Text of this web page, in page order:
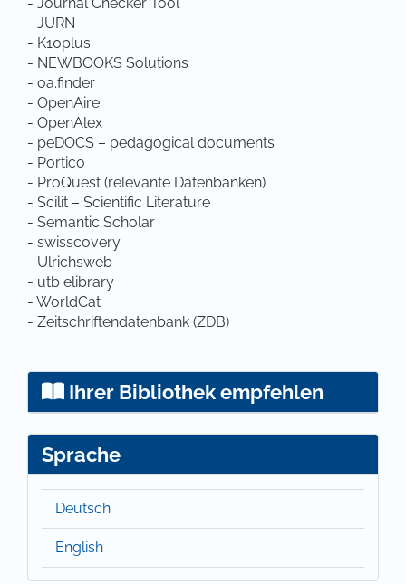
- JURN
- K10plus
- NEWBOOKS Solutions
- oa.finder
- OpenAire
- OpenAlex
- peDOCS – pedagogical documents
- Portico
- ProQuest (relevante Datenbanken)
- Scilit – Scientific Literature
- Semantic Scholar
- swisscovery
- Ulrichsweb
- utb elibrary
- WorldCat
- Zeitschriftendatenbank (ZDB)
Ihrer Bibliothek empfehlen
Sprache
Deutsch
English